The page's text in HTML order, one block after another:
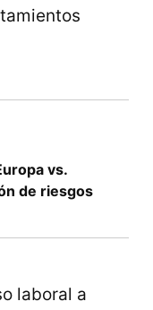
vs.
de riesgos
laboral a